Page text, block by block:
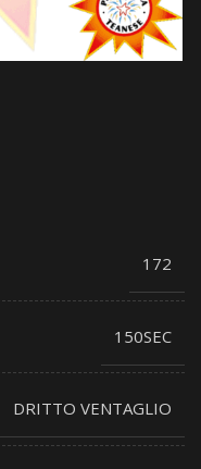
172
150SEC
DRITTO VENTAGLIO